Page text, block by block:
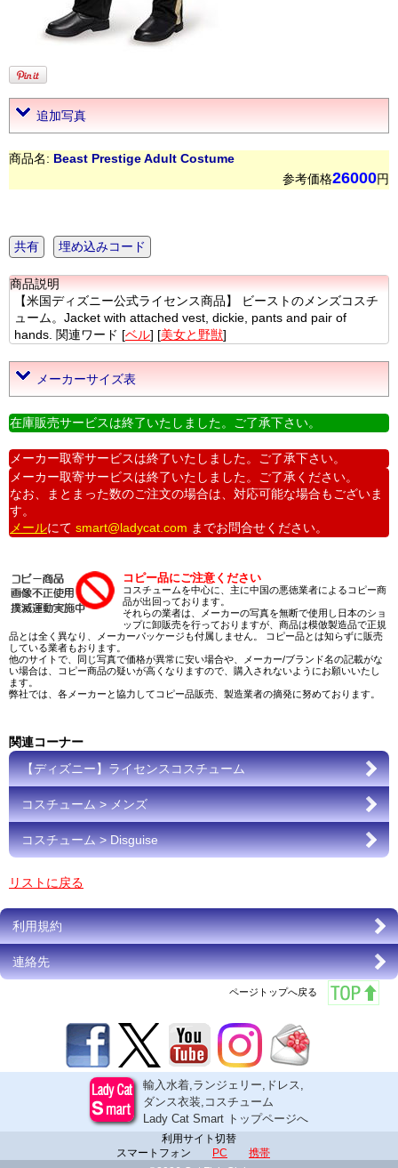
追加写真
商品名: Beast Prestige Adult Costume
参考価格26000円
共有 埋め込みコード
商品説明
【米国ディズニー公式ライセンス商品】 ビーストのメンズコスチ
ューム。Jacket with attached vest, dickie, pants and pair of
hands. 関連ワード [ベル] [美女と野獣]
メーカーサイズ表
在庫販売サービスは終了いたしました。ご了承下さい。
メーカー取寄サービスは終了いたしました。ご了承下さい。
メーカー取寄サービスは終了いたしました。ご了承ください。
なお、まとまった数のご注文の場合は、対応可能な場合もございま
す。
メールにて smart@ladycat.com までお問合せください。
コピー品にご注意ください
コスチュームを中心に、主に中国の悪徳業者によるコピー商
品が出回っております。
それらの業者は、メーカーの写真を無断で使用し日本のショ
ップに卸販売を行っておりますが、商品は模倣製造品で正規
品とは全く異なり、メーカーパッケージも付属しません。 コピー品とは知らずに販売
している業者もおります。
他のサイトで、同じ写真で価格が異常に安い場合や、メーカー/ブランド名の記載がな
い場合は、コピー商品の疑いが高くなりますので、購入されないようにお願いいたし
ます。
弊社では、各メーカーと協力してコピー品販売、製造業者の摘発に努めております。
関連コーナー
【ディズニー】ライセンスコスチューム
コスチューム > メンズ
コスチューム > Disguise
リストに戻る
利用規約
連絡先
ページトップへ戻る
輸入水着,ランジェリー,ドレス,
ダンス衣装,コスチューム
Lady Cat Smart トップページへ
利用サイト切替
スマートフォン
PC
携帯